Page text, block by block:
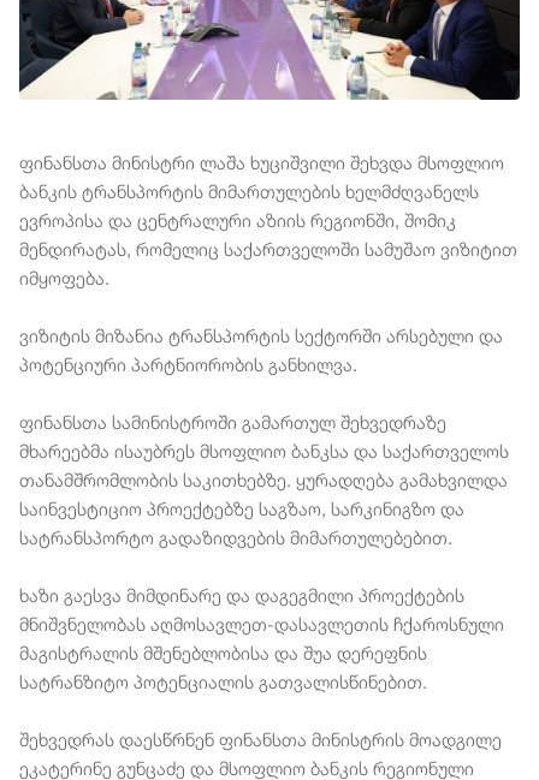
ფინანსთა მინისტრი ლაშა ხუციშვილი შეხვდა მსოფლიო
ბანკის ტრანსპორტის მიმართულების ხელმძღვანელს
ევროპისა და ცენტრალური აზიის რეგიონში, შომიკ
მენდირატას, რომელიც საქართველოში სამუშაო ვიზიტით
იმყოფება.
ვიზიტის მიზანია ტრანსპორტის სექტორში არსებული და
პოტენციური პარტნიორობის განხილვა.
ფინანსთა სამინისტროში გამართულ შეხვედრაზე
მხარეებმა ისაუბრეს მსოფლიო ბანკსა და საქართველოს
თანამშრომლობის საკითხებზე. ყურადღება გამახვილდა
საინვესტიციო პროექტებზე საგზაო, სარკინიგზო და
სატრანსპორტო გადაზიდვების მიმართულებებით.
ხაზი გაესვა მიმდინარე და დაგეგმილი პროექტების
მნიშვნელობას აღმოსავლეთ-დასავლეთის ჩქაროსნული
მაგისტრალის მშენებლობისა და შუა დერეფნის
სატრანზიტო პოტენციალის გათვალისწინებით.
შეხვედრას დაესწრნენ ფინანსთა მინისტრის მოადგილე
ეკატერინე გუნცაძე და მსოფლიო ბანკის რეგიონული